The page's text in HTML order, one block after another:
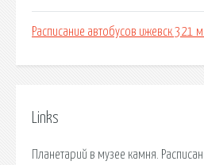
Расписание автобусов ижевск 321
Links
Планетарий в музее камня.